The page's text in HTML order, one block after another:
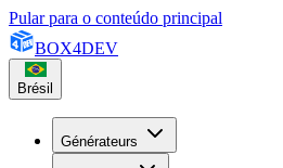
Pular para o conteúdo principal
BOX4DEV
Brésil
Générateurs